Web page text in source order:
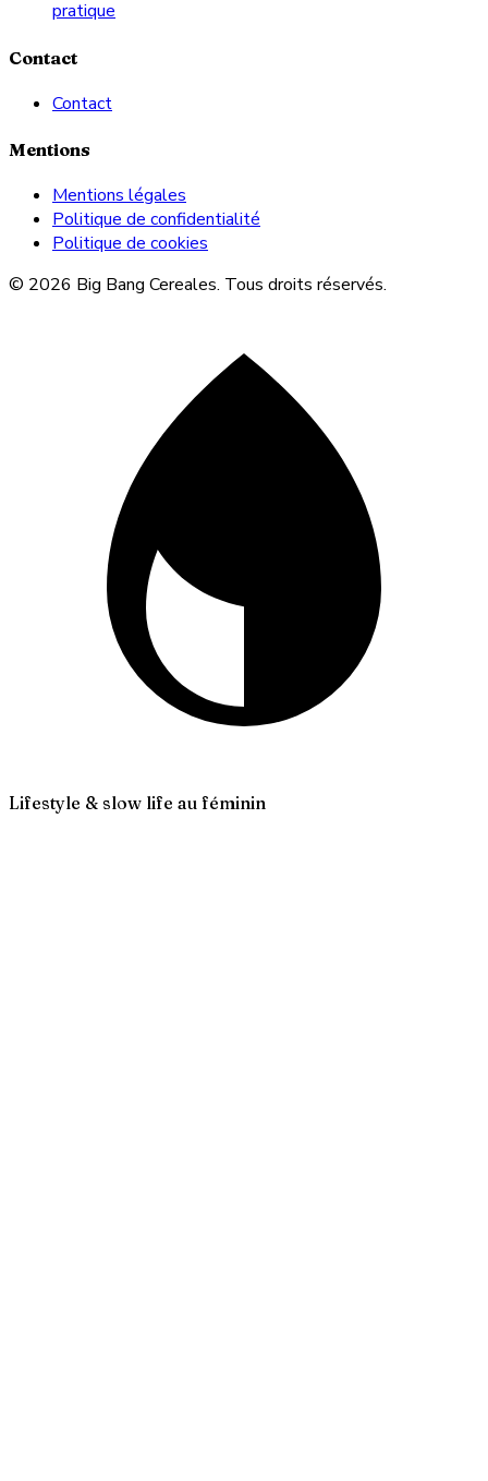
pratique
Contact
Contact
Mentions
Mentions légales
Politique de confidentialité
Politique de cookies
© 2026 Big Bang Cereales. Tous droits réservés.
Lifestyle & slow life au féminin